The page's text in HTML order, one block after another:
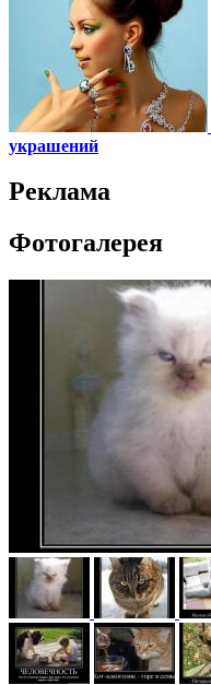
украшений
Реклама
Фотогалерея